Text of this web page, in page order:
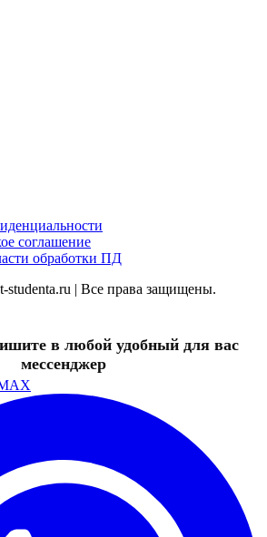
соглашение
обработки ПД
| Все права защищены.
в любой удобный для вас
мессенджер